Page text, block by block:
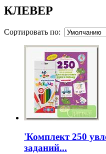
КЛЕВЕР
Сортировать по:
'Комплект 250
заданий...